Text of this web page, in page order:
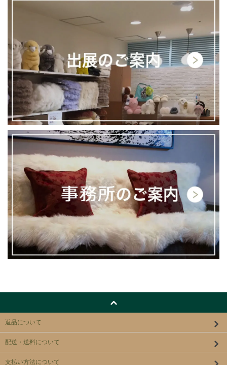
返品について
配送・送料について
支払い方法について